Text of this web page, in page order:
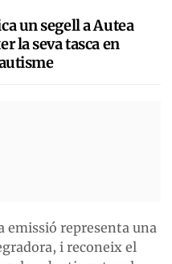
un segell a Autea
la seva tasca en
emissió representa una
i reconeix el